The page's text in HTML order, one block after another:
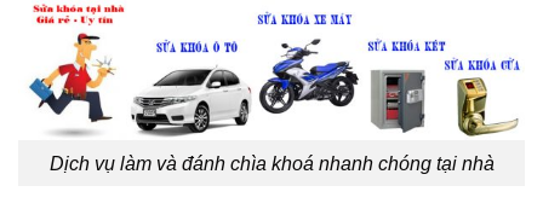
Dịch vụ làm và đánh chìa khoá nhanh chóng tại nhà